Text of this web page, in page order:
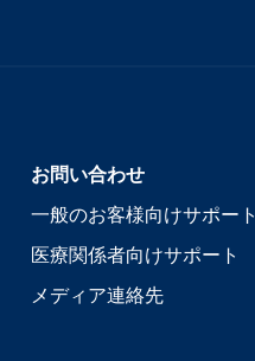
お問い合わせ
一般のお客様向けサポート
医療関係者向けサポート
メディア連絡先